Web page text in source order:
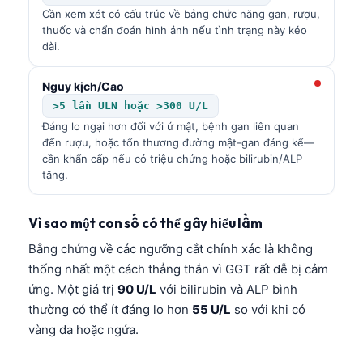
Cần xem xét có cấu trúc về bảng chức năng gan, rượu,
thuốc và chẩn đoán hình ảnh nếu tình trạng này kéo
dài.
Nguy kịch/Cao
>5 lần ULN hoặc >300 U/L
Đáng lo ngại hơn đối với ứ mật, bệnh gan liên quan
đến rượu, hoặc tổn thương đường mật-gan đáng kể—
cần khẩn cấp nếu có triệu chứng hoặc bilirubin/ALP
tăng.
Vì sao một con số có thể gây hiểu lầm
Bằng chứng về các ngưỡng cắt chính xác là không
thống nhất một cách thẳng thắn vì GGT rất dễ bị cảm
ứng. Một giá trị 90 U/L với bilirubin và ALP bình
thường có thể ít đáng lo hơn 55 U/L so với khi có
vàng da hoặc ngứa.